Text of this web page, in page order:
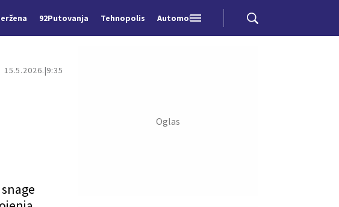
92Putovanja Tehnopolis Automobili
15.5.2026. 9:35